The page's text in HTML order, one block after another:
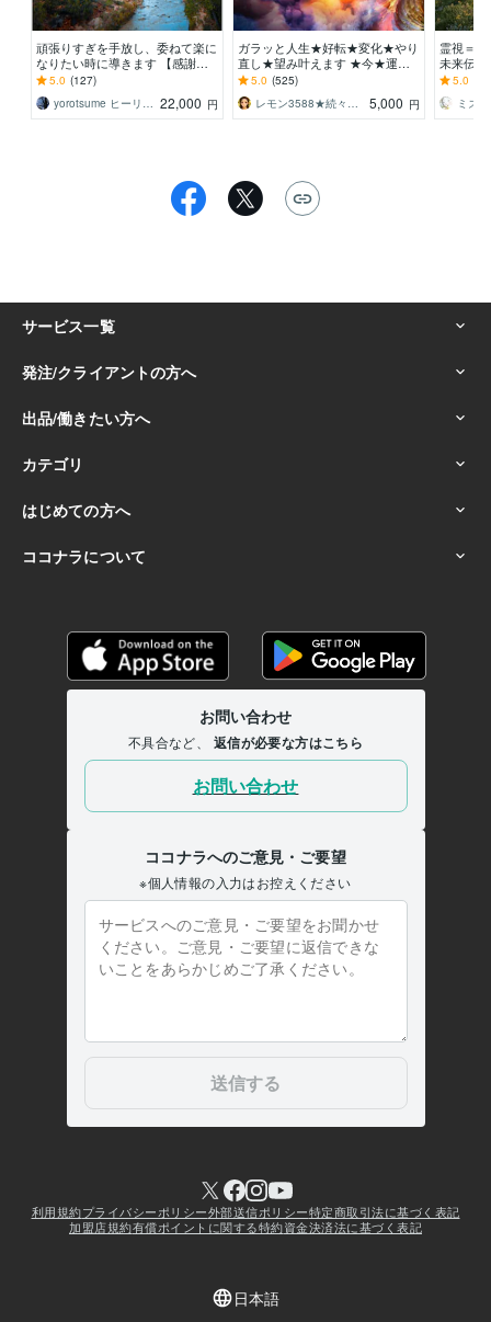
頑張りすぎを手放し、委ねて楽に
なりたい時に導きます 【感謝記
念1000円引き中】心を軽くしな
がら、前へ進めていく
5.0 (127)
yorotsume ヒーリングセラピスト 22,000 円
ガラッと人生★好転★変化★やり
直し★望み叶えます ★今★運命
が変わる★全ての希み対応★★
5.0 (525)
レモン3588★続々出てます★新サービス
5,000 円
霊視＝
未来伝
に導か
に歩む
5.0
ミズ